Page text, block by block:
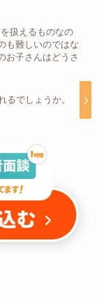
扱えるものなの
も難しいのではな
お子さんはどうさ
るでしょうか。